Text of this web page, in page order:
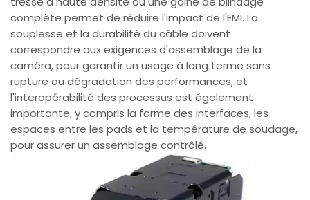
complète permet de réduire l'impact de l'EMI. La
souplesse et la durabilité du câble doivent
correspondre aux exigences d'assemblage de la
caméra, pour garantir un usage à long terme sans
rupture ou dégradation des performances, et
l'interopérabilité des processus est également
importante, y compris la forme des interfaces, les
espaces entre les pads et la température de soudage,
pour assurer un assemblage contrôlé.